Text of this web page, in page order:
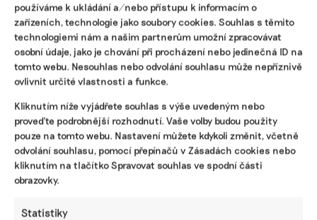
používáme k ukládání a/nebo přístupu k informacím o
zařízeních, technologie jako soubory cookies. Souhlas s těmito
technologiemi nám a našim partnerům umožní zpracovávat
osobní údaje, jako je chování při procházení nebo jedinečná ID na
tomto webu. Nesouhlas nebo odvolání souhlasu může nepříznivě
ovlivnit určité vlastnosti a funkce.
Kliknutím níže vyjádřete souhlas s výše uvedeným nebo
proveďte podrobnější rozhodnutí. Vaše volby budou použity
pouze na tomto webu. Nastavení můžete kdykoli změnit, včetně
odvolání souhlasu, pomocí přepínačů v Zásadách cookies nebo
kliknutím na tlačítko Spravovat souhlas ve spodní části
obrazovky.
Statistiky
VALENTINA PODLESNÁ
Valentina vystudovala Univerzitu Karlovu, kde získala
magisterský titul v oboru sociální a kulturní ekologie, předtím
také bakalářský titul v oboru žurnalistiky. Zajímá se o
komunitní zahrady i výrobu ekologických pracích prášků.
Reklama